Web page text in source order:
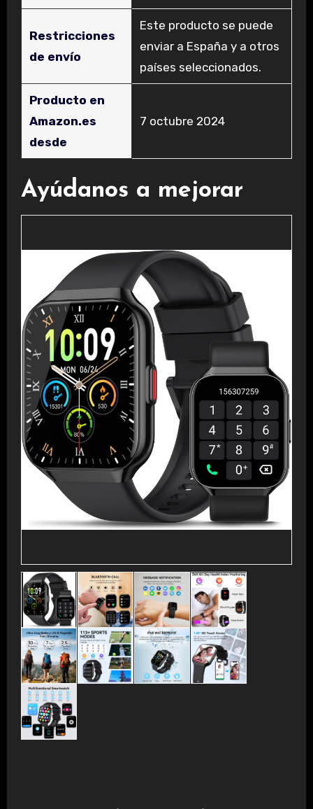
Restricciones
de envío
Este producto se puede
enviar a España y a otros
países seleccionados.
Producto en
Amazon.es
desde
7 octubre 2024
Ayúdanos a mejorar